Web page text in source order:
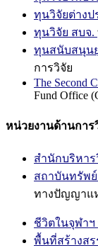
ทุนวิจัยต่างป
ทุนวิจัย สบจ.
ทุนสนับสนุน
การวิจัย
The Second
Fund Office
หน่วยงานด้านการ
สำนักบริหาร
สถาบันทรัพ
ทางปัญญาแ
ชีวิตในจุฬาฯ
พื้นที่สร้างสร